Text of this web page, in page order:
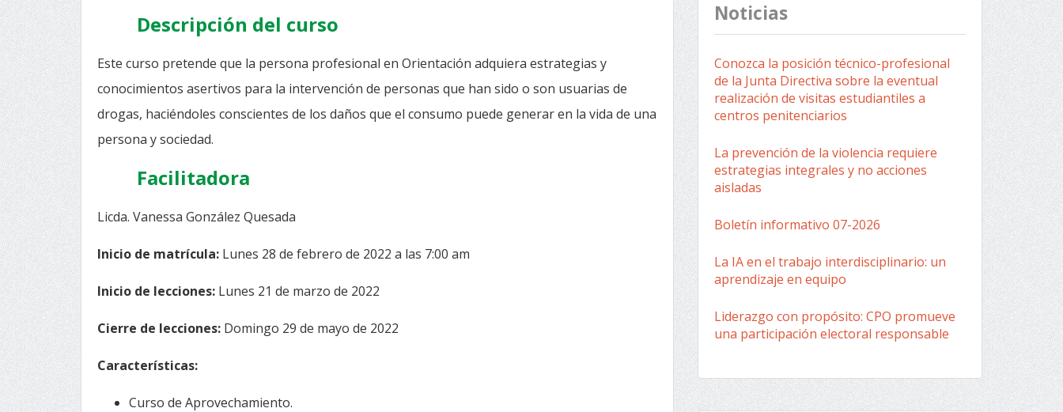
Descripción del curso
Este curso pretende que la persona profesional en Orientación adquiera estrategias y
conocimientos asertivos para la intervención de personas que han sido o son usuarias de
drogas, haciéndoles conscientes de los daños que el consumo puede generar en la vida de una
persona y sociedad.
Facilitadora
Licda. Vanessa González Quesada
Inicio de matrícula: Lunes 28 de febrero de 2022 a las 7:00 am
Inicio de lecciones: Lunes 21 de marzo de 2022
Cierre de lecciones: Domingo 29 de mayo de 2022
Características:
Curso de Aprovechamiento.
Noticias
Conozca la posición técnico-profesional
de la Junta Directiva sobre la eventual
realización de visitas estudiantiles a
centros penitenciarios
La prevención de la violencia requiere
estrategias integrales y no acciones
aisladas
Boletín informativo 07-2026
La IA en el trabajo interdisciplinario: un
aprendizaje en equipo
Liderazgo con propósito: CPO promueve
una participación electoral responsable